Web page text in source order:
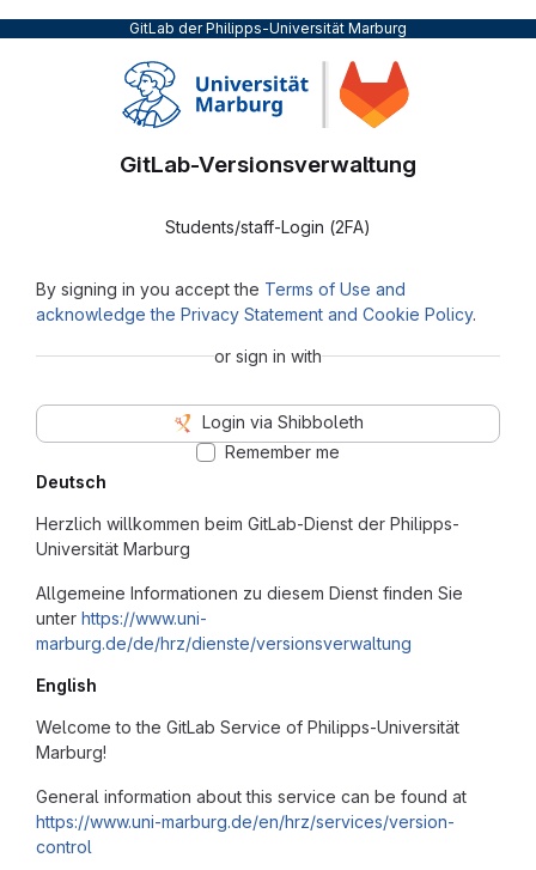
GitLab der Philipps-Universität Marburg
Deutsch
Herzlich willkommen beim GitLab-Dienst der Philipps-
Universität Marburg
Allgemeine Informationen zu diesem Dienst finden Sie
unter https://www.uni-
marburg.de/de/hrz/dienste/versionsverwaltung
English
Welcome to the GitLab Service of Philipps-Universität
Marburg!
General information about this service can be found at
https://www.uni-marburg.de/en/hrz/services/version-
control
GitLab-Versionsverwaltung
Students/staff-Login (2FA)
By signing in you accept the Terms of Use and
acknowledge the Privacy Statement and Cookie Policy.
or sign in with
Login via Shibboleth
Remember me